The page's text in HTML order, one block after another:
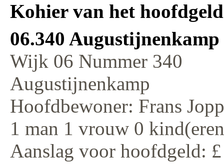
Kohier van het
06.340
Wijk 06 Nummer 340
Augustijnenkamp
Hoofdbewoner: Frans
1 man 1 vrouw 0
Aanslag voor hoofdgeld: